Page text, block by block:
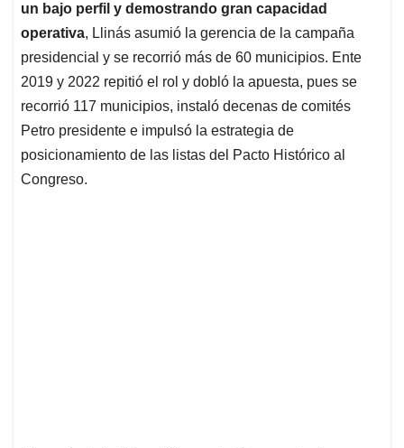
un bajo perfil y demostrando gran capacidad
operativa, Llinás asumió la gerencia de la campaña
presidencial y se recorrió más de 60 municipios. Ente
2019 y 2022 repitió el rol y dobló la apuesta, pues se
recorrió 117 municipios, instaló decenas de comités
Petro presidente e impulsó la estrategia de
posicionamiento de las listas del Pacto Histórico al
Congreso.